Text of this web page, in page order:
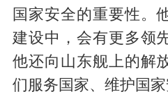
国家安全的重要性。
建设中，会有更多领
他还向山东舰上的解
们服务国家、维护国家